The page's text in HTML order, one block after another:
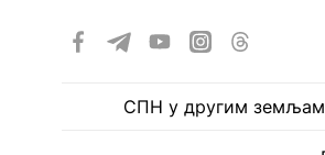
СПН у другим